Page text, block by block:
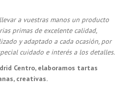
a vuestras manos un producto
primas de excelente calidad,
y adaptado a cada ocasión, por
cuidado e interés a los detalles.
Centro, elaboramos tartas
creativas.